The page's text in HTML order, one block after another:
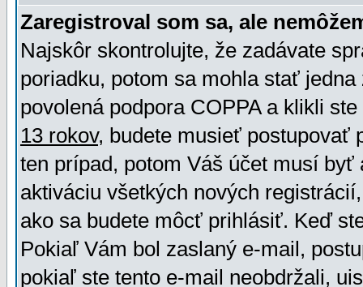
Zaregistroval som sa, ale
Najskôr skontrolujte, že zadávate
poriadku, potom sa mohla stať
povolená podpora COPPA a klikli
13 rokov, budete musieť postupovať
ten prípad, potom Váš účet musí
aktiváciu všetkých nových
ako sa budete môcť prihlásiť. Keď
Pokiaľ Vám bol zaslaný e-mail,
pokiaľ ste tento e-mail neobdržali,